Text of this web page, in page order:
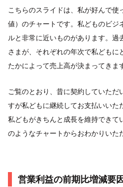
こちらのスライドは、私が好んで使
値）のチャートです。私どものビジ
ルと非常に近いものがあります。過
さまが、それぞれの年次で私どもに
たかによって売上高が決まってきま
ご覧のとおり、昔に契約していただ
すが私どもに継続してお支払いいた
私どもがきちんと成長を維持できて
のようなチャートからおわかりいた
営業利益の前期比増減要